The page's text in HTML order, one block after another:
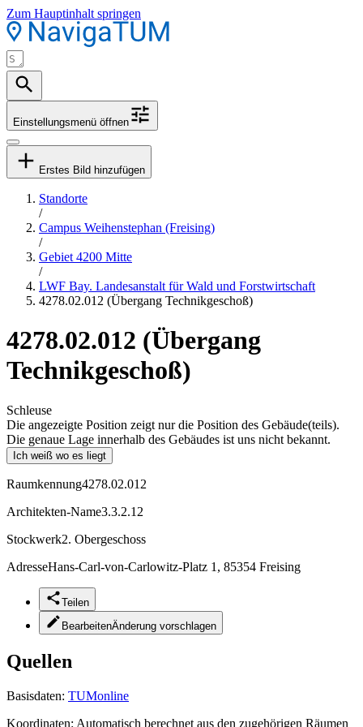
Zum Hauptinhalt springen
Einstellungsmenü öffnen
Erstes Bild hinzufügen
Standorte
/
Campus Weihenstephan (Freising)
/
Gebiet 4200 Mitte
/
LWF Bay. Landesanstalt für Wald und Forstwirtschaft
4278.02.012 (Übergang Technikgeschoß)
4278.02.012 (Übergang
Technikgeschoß)
Schleuse
Die angezeigte Position zeigt nur die Position des Gebäude(teils).
Die genaue Lage innerhalb des Gebäudes ist uns nicht bekannt.
Ich weiß wo es liegt
Raumkennung4278.02.012
Architekten-Name3.3.2.12
Stockwerk2. Obergeschoss
AdresseHans-Carl-von-Carlowitz-Platz 1, 85354 Freising
Teilen
BearbeitenÄnderung vorschlagen
Quellen
Basisdaten: TUMonline
Koordinaten: Automatisch berechnet aus den zugehörigen Räumen